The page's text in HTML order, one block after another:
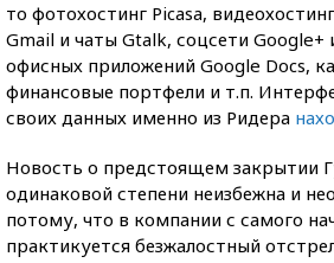
то фотохостинг Picasa,
Gmail и чаты Gtalk, соцсети Google+
офисных приложений Google Docs,
финансовые портфели и т.п.
своих данных именно из Ридера
Новость о предстоящем закрытии
одинаковой степени неизбежна и
потому, что в компании с самого
практикуется безжалостный